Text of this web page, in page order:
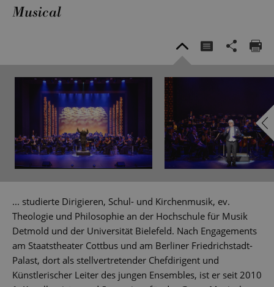
Musical
... studierte Dirigieren, Schul- und Kirchenmusik, ev.
Theologie und Philosophie an der Hochschule für Musik
Detmold und der Universität Bielefeld. Nach Engagements
am Staatstheater Cottbus und am Berliner Friedrichstadt-
Palast, dort als stellvertretender Chefdirigent und
Künstlerischer Leiter des jungen Ensembles, ist er seit 2010